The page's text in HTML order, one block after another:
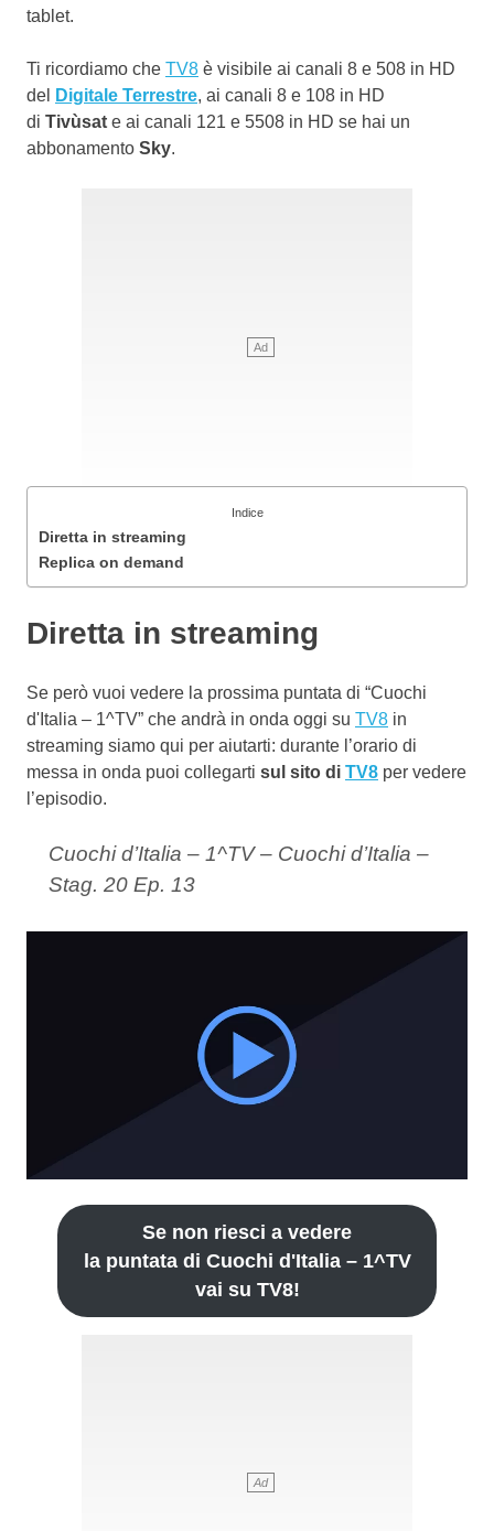
tablet.
Ti ricordiamo che TV8 è visibile ai canali 8 e 508 in HD
del
Digitale Terrestre, ai canali 8 e 108 in HD
di Tivùsat e ai canali 121 e 5508 in HD se hai un
abbonamento Sky.
Indice
Diretta in streaming
Replica on demand
Diretta in streaming
Se però vuoi vedere la prossima puntata di “Cuochi
d'Italia – 1^TV” che andrà in onda oggi su TV8 in
streaming siamo qui per aiutarti: durante l’orario di
messa in onda puoi collegarti sul sito di TV8 per vedere
l’episodio.
Cuochi d’Italia – 1^TV – Cuochi d’Italia –
Stag. 20 Ep. 13
Se non riesci a vedere
la puntata di Cuochi d'Italia – 1^TV
vai su TV8!